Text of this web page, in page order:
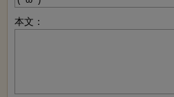
本文：